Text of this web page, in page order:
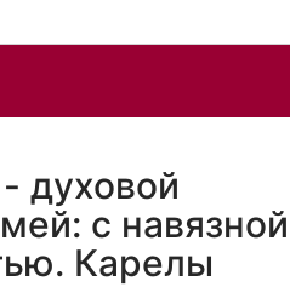
духовой
с навязной
Карелы